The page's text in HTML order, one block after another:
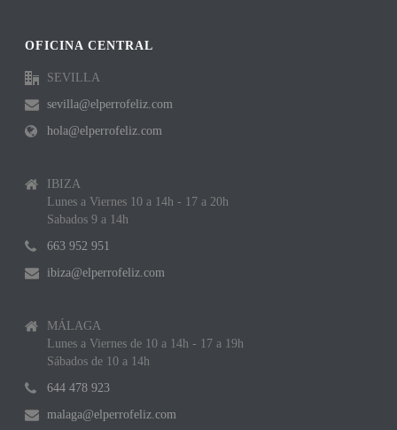
OFICINA CENTRAL
SEVILLA
sevilla@elperrofeliz.com
hola@elperrofeliz.com
IBIZA
Lunes a Viernes 10 a 14h - 17 a 20h
Sabados 9 a 14h
663 952 951
ibiza@elperrofeliz.com
MÁLAGA
Lunes a Viernes de 10 a 14h - 17 a 19h
Sábados de 10 a 14h
644 478 923
malaga@elperrofeliz.com